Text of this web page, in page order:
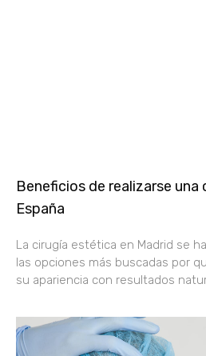
Beneficios de realizarse
España
La cirugía estética en Madrid se
las opciones más buscadas por
su apariencia con resultados